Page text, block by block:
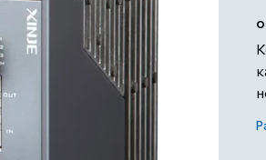
с разомкнутым контуром)